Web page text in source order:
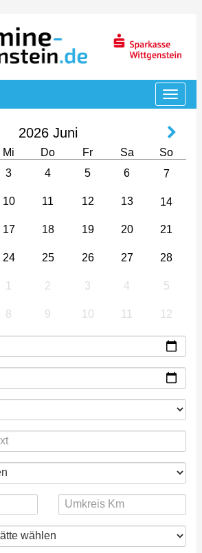
2026 Juni
Mi Do Fr Sa
So
3 4 5 6 7
10 11 12 13 14
17 18 19 20 21
24 25 26 27 28
1 2 3 4 5
8 9 10 11 12